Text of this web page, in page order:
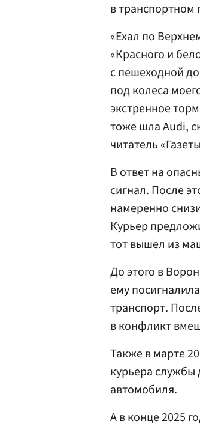
в транспортном
«Ехал по
«Красного и
с пешеходной
под колеса
экстренное
тоже шла Audi,
читатель
В ответ на
сигнал. После
намеренно
Курьер
тот вышел из
До этого в
ему
транспорт.
в конфликт
Также в марте
курьера службы
автомобиля.
А в конце 2025